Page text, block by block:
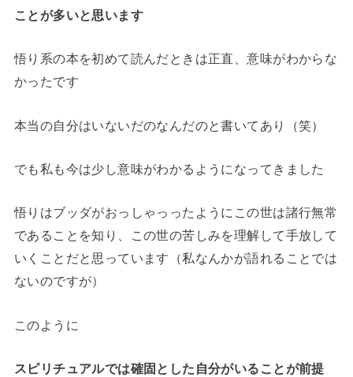
ことが多いと思います
悟り系の本を初めて読んだときは正直、意味がわからな
かったです
本当の自分はいないだのなんだのと書いてあり（笑）
でも私も今は少し意味がわかるようになってきました
悟りはブッダがおっしゃっったようにこの世は諸行無常
であることを知り、この世の苦しみを理解して手放して
いくことだと思っています（私なんかが語れることでは
ないのですが）
このように
スピリチュアルでは確固とした自分がいることが前提